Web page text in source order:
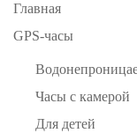
Главная
GPS-часы
Часы с камерой
Для детей